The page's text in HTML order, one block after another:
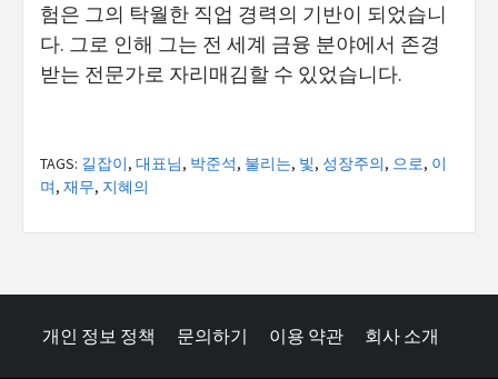
험은 그의 탁월한 직업 경력의 기반이 되었습니
다. 그로 인해 그는 전 세계 금융 분야에서 존경
받는 전문가로 자리매김할 수 있었습니다.
TAGS: 길잡이, 대표님, 박준석, 불리는, 빛, 성장주의, 으로, 이
며, 재무, 지혜의
개인 정보 정책 문의하기 이용 약관 회사 소개